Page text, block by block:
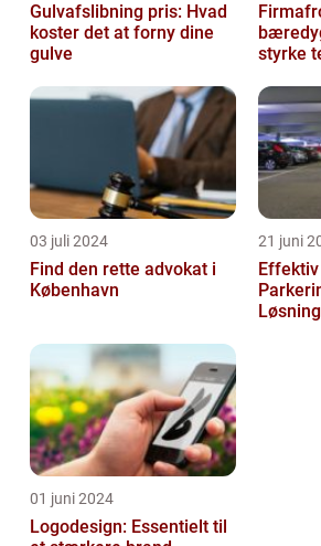
Gulvafslibning pris: Hvad
koster det at forny dine
gulve
styrke
03 juli 2024
Find den rette advokat i
København
21 juni
Effektiv
01 juni 2024
Logodesign: Essentielt til